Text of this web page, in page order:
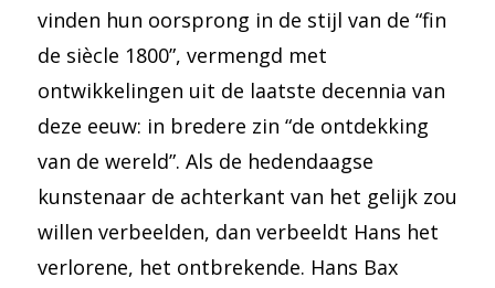
vinden hun oorsprong in de stijl van de “fin
de siècle 1800”, vermengd met
ontwikkelingen uit de laatste decennia van
deze eeuw: in bredere zin “de ontdekking
van de wereld”. Als de hedendaagse
kunstenaar de achterkant van het gelijk zou
willen verbeelden, dan verbeeldt Hans het
verlorene, het ontbrekende. Hans Bax